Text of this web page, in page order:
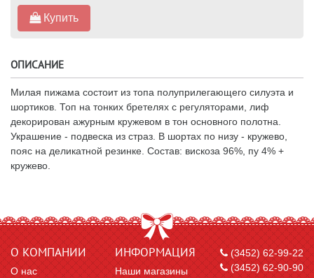
Купить
ОПИСАНИЕ
Милая пижама состоит из топа полуприлегающего силуэта и
шортиков. Топ на тонких бретелях с регуляторами, лиф
декорирован ажурным кружевом в тон основного полотна.
Украшение - подвеска из страз. В шортах по низу - кружево,
пояс на деликатной резинке. Состав: вискоза 96%, пу 4% +
кружево.
О КОМПАНИИ
О нас
ИНФОРМАЦИЯ
Наши магазины
(3452) 62-99-22
(3452) 62-90-90